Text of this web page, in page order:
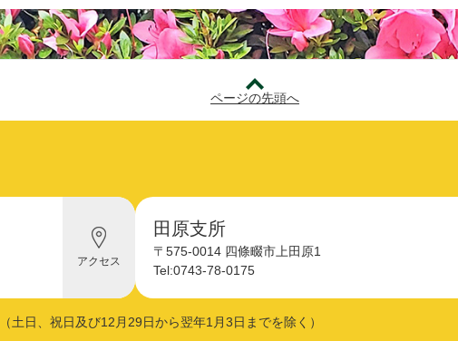
防災・安全​
子育て・教育​
ページの先頭へ
畷
役
所
へ
アクセス
田原支所
〒575-0014 四條畷市上田原1
Tel:0743-78-0175
（土日、祝日及び12月29日から翌年1月3日までを除く）